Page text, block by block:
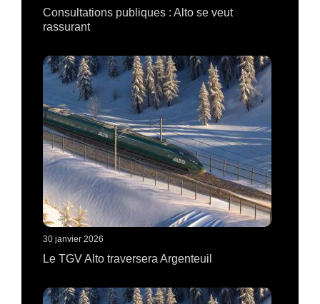
Consultations publiques : Alto se veut
rassurant
30 janvier 2026
Le TGV Alto traversera Argenteuil